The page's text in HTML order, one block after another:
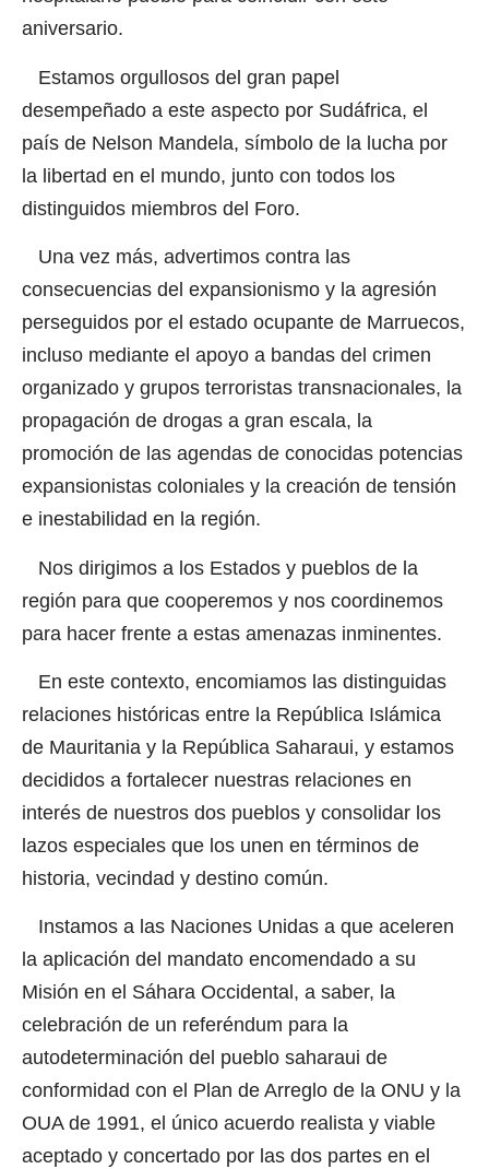
aniversario.
Estamos orgullosos del gran papel
desempeñado a este aspecto por Sudáfrica, el
país de Nelson Mandela, símbolo de la lucha por
la libertad en el mundo, junto con todos los
distinguidos miembros del Foro.
Una vez más, advertimos contra las
consecuencias del expansionismo y la agresión
perseguidos por el estado ocupante de Marruecos,
incluso mediante el apoyo a bandas del crimen
organizado y grupos terroristas transnacionales, la
propagación de drogas a gran escala, la
promoción de las agendas de conocidas potencias
expansionistas coloniales y la creación de tensión
e inestabilidad en la región.
Nos dirigimos a los Estados y pueblos de la
región para que cooperemos y nos coordinemos
para hacer frente a estas amenazas inminentes.
En este contexto, encomiamos las distinguidas
relaciones históricas entre la República Islámica
de Mauritania y la República Saharaui, y estamos
decididos a fortalecer nuestras relaciones en
interés de nuestros dos pueblos y consolidar los
lazos especiales que los unen en términos de
historia, vecindad y destino común.
Instamos a las Naciones Unidas a que aceleren
la aplicación del mandato encomendado a su
Misión en el Sáhara Occidental, a saber, la
celebración de un referéndum para la
autodeterminación del pueblo saharaui de
conformidad con el Plan de Arreglo de la ONU y la
OUA de 1991, el único acuerdo realista y viable
aceptado y concertado por las dos partes en el